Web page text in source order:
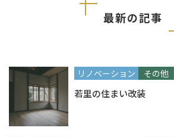
最新の記事
リノベーション その他
若里の住まい改装